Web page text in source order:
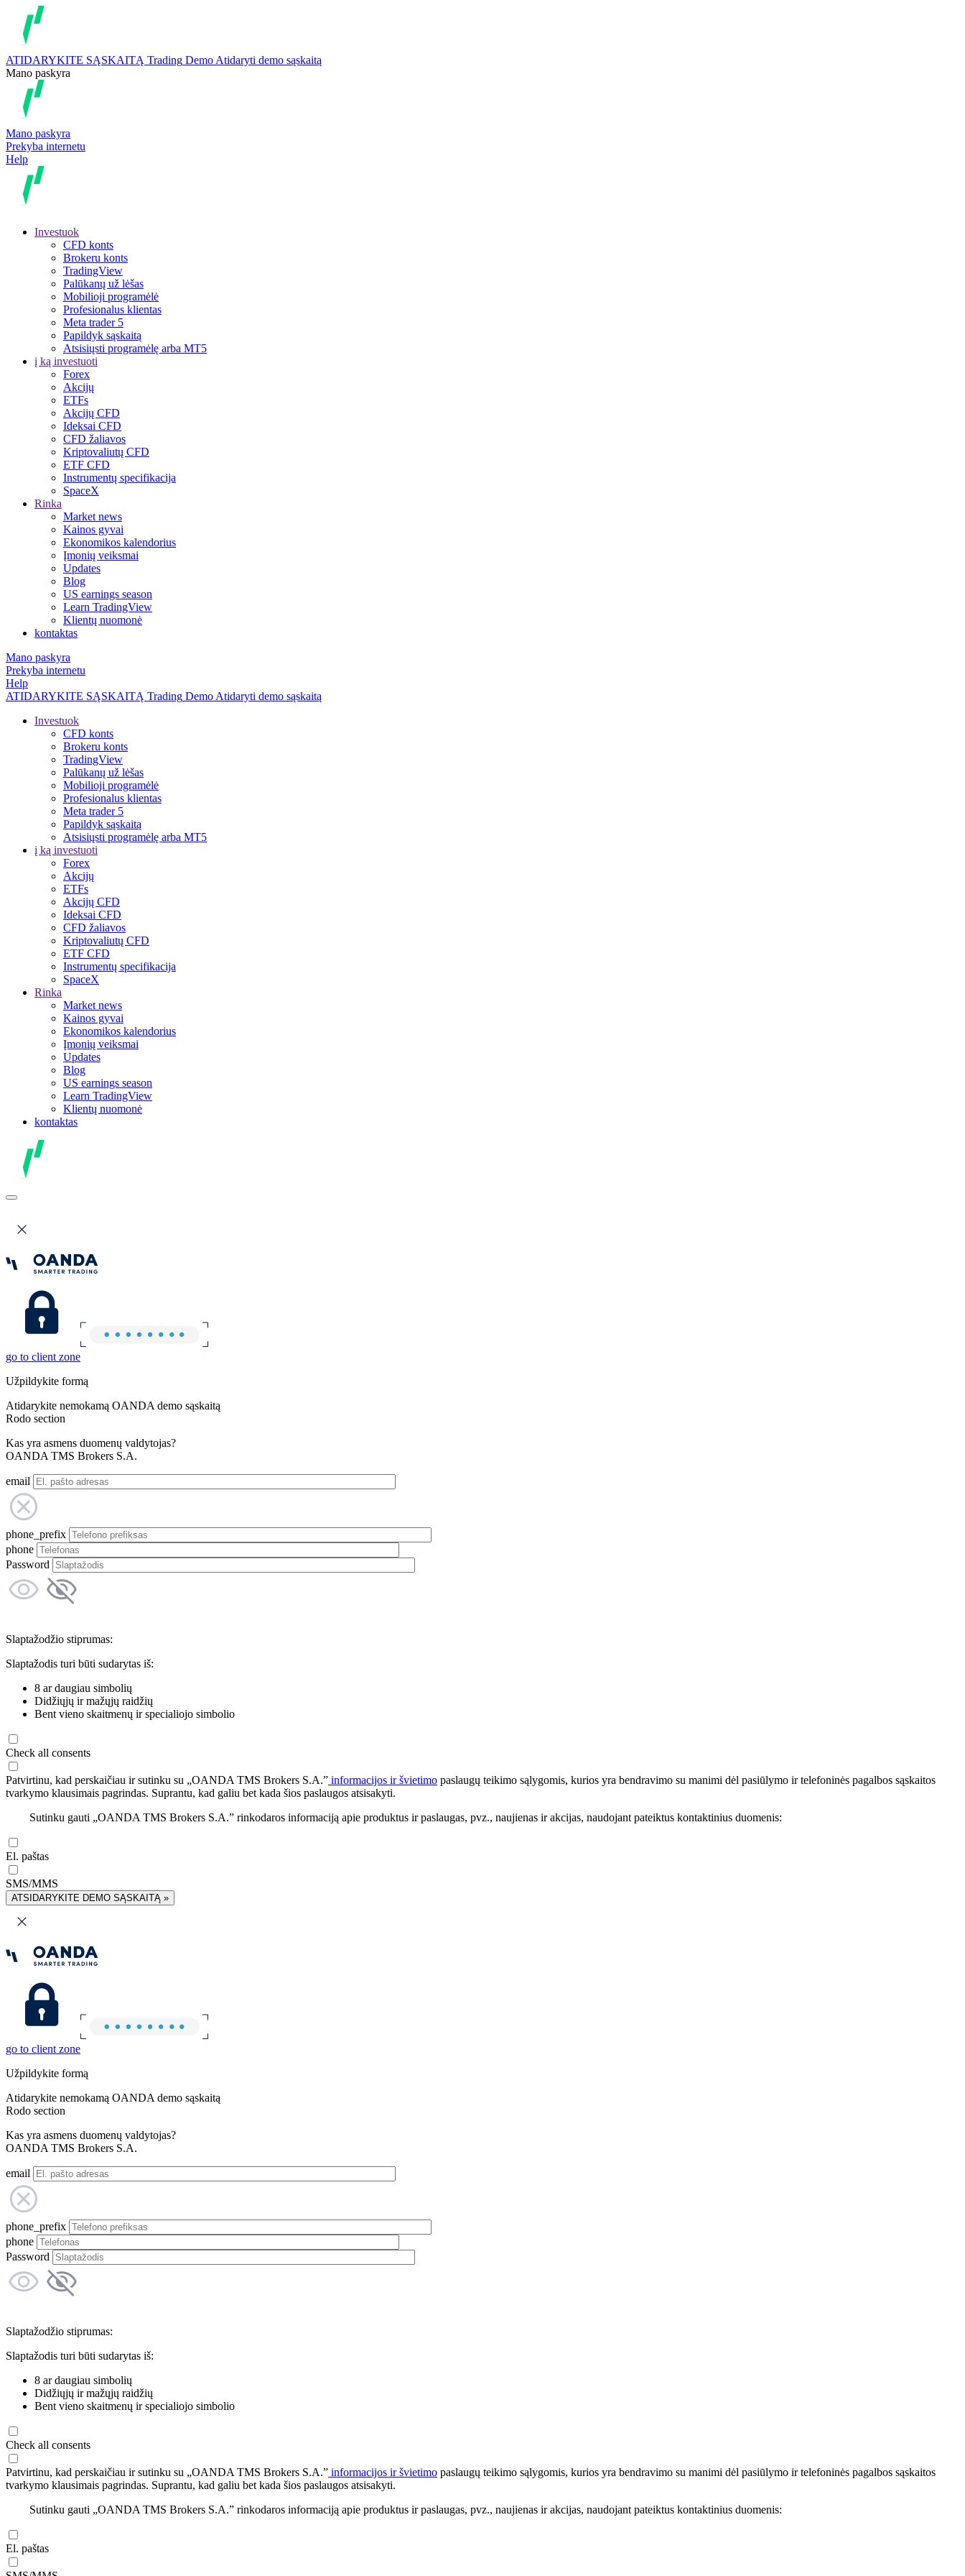
ATIDARYKITE SĄSKAITĄ Trading Demo Atidaryti demo sąskaitą
Mano paskyra
Mano paskyra
Prekyba internetu
Help
Investuok
CFD konts
Brokeru konts
TradingView
Palūkanų už lėšas
Mobilioji programėlė
Profesionalus klientas
Meta trader 5
Papildyk sąskaitą
Atsisiųsti programėlę arba MT5
į ką investuoti
Forex
Akcijų
ETFs
Akcijų CFD
Ideksai CFD
CFD žaliavos
Kriptovaliutų CFD
ETF CFD
Instrumentų specifikacija
SpaceX
Rinka
Market news
Kainos gyvai
Ekonomikos kalendorius
Įmonių veiksmai
Updates
Blog
US earnings season
Learn TradingView
Klientų nuomonė
kontaktas
Mano paskyra
Prekyba internetu
Help
ATIDARYKITE SĄSKAITĄ Trading Demo Atidaryti demo sąskaitą
Investuok
CFD konts
Brokeru konts
TradingView
Palūkanų už lėšas
Mobilioji programėlė
Profesionalus klientas
Meta trader 5
Papildyk sąskaitą
Atsisiųsti programėlę arba MT5
į ką investuoti
Forex
Akcijų
ETFs
Akcijų CFD
Ideksai CFD
CFD žaliavos
Kriptovaliutų CFD
ETF CFD
Instrumentų specifikacija
SpaceX
Rinka
Market news
Kainos gyvai
Ekonomikos kalendorius
Įmonių veiksmai
Updates
Blog
US earnings season
Learn TradingView
Klientų nuomonė
kontaktas
go to client zone
Užpildykite formą
Atidarykite nemokamą OANDA demo sąskaitą
Rodo section
Kas yra asmens duomenų valdytojas?
OANDA TMS Brokers S.A.
email
phone_prefix
phone
Password
Slaptažodžio stiprumas:
Slaptažodis turi būti sudarytas iš:
8 ar daugiau simbolių
Didžiųjų ir mažųjų raidžių
Bent vieno skaitmenų ir specialiojo simbolio
Check all consents
Patvirtinu, kad perskaičiau ir sutinku su „OANDA TMS Brokers S.A.” informacijos ir švietimo paslaugų teikimo sąlygomis, kurios yra bendravimo su manimi dėl pasiūlymo ir telefoninės pagalbos sąskaitos
tvarkymo klausimais pagrindas. Suprantu, kad galiu bet kada šios paslaugos atsisakyti.
Sutinku gauti „OANDA TMS Brokers S.A.” rinkodaros informaciją apie produktus ir paslaugas, pvz., naujienas ir akcijas, naudojant pateiktus kontaktinius duomenis:
El. paštas
SMS/MMS
ATSIDARYKITE DEMO SĄSKAITĄ »
go to client zone
Užpildykite formą
Atidarykite nemokamą OANDA demo sąskaitą
Rodo section
Kas yra asmens duomenų valdytojas?
OANDA TMS Brokers S.A.
email
phone_prefix
phone
Password
Slaptažodžio stiprumas:
Slaptažodis turi būti sudarytas iš:
8 ar daugiau simbolių
Didžiųjų ir mažųjų raidžių
Bent vieno skaitmenų ir specialiojo simbolio
Check all consents
Patvirtinu, kad perskaičiau ir sutinku su „OANDA TMS Brokers S.A.” informacijos ir švietimo paslaugų teikimo sąlygomis, kurios yra bendravimo su manimi dėl pasiūlymo ir telefoninės pagalbos sąskaitos
tvarkymo klausimais pagrindas. Suprantu, kad galiu bet kada šios paslaugos atsisakyti.
Sutinku gauti „OANDA TMS Brokers S.A.” rinkodaros informaciją apie produktus ir paslaugas, pvz., naujienas ir akcijas, naudojant pateiktus kontaktinius duomenis:
El. paštas